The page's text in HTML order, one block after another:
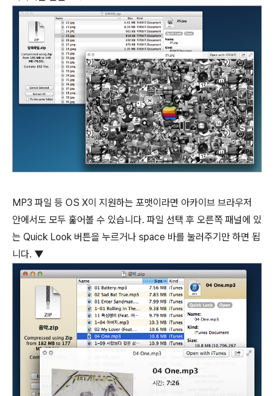
MP3 파일 등 OS X이 지원하는 포맷이라면 아카이브 브라우저
안에서도 모두 훑어볼 수 있습니다. 파일 선택 후 오른쪽 패널에 있
는 Quick Look 버튼을 누르거나 space 바를 눌러주기만 하면 됩
니다. ▼